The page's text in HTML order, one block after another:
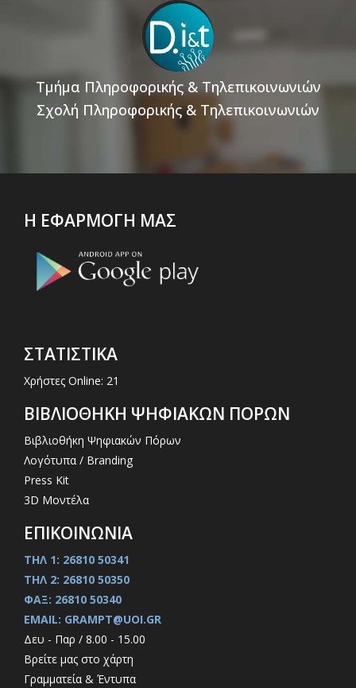
Τμήμα Πληροφορικής & Τηλεπικοινωνιών
Σχολή Πληροφορικής & Τηλεπικοινωνιών
Η ΕΦΑΡΜΟΓΗ ΜΑΣ
ΣΤΑΤΙΣΤΙΚΑ
Χρήστες Online: 21
ΒΙΒΛΙΟΘΗΚΗ ΨΗΦΙΑΚΩΝ ΠΟΡΩΝ
Βιβλιοθήκη Ψηφιακών Πόρων
Λογότυπα / Branding
Press Kit
3D Μοντέλα
ΕΠΙΚΟΙΝΩΝΙΑ
ΤΗΛ 1: 26810 50341
ΤΗΛ 2: 26810 50350
ΦΑΞ: 26810 50340
EMAIL: GRAMPT@UOI.GR
Δευ - Παρ / 8.00 - 15.00
Βρείτε μας στο χάρτη
Γραμματεία & Έντυπα